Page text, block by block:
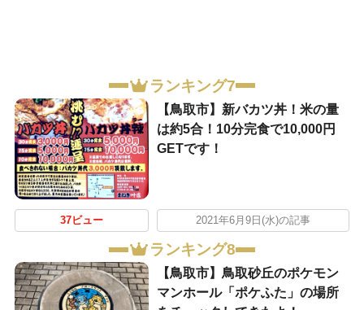
ランキング7
【鳥取市】新バカツ丼！米の量
は約5合！10分完食で10,000円
GETです！
37ビュー 2021年6月9日(水)の記事
ランキング8
【鳥取市】鳥取砂丘のポケモン
マンホール「ポケふた」の場所